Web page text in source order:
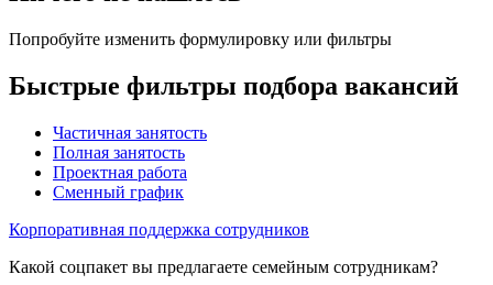
Попробуйте изменить формулировку или фильтры
Быстрые фильтры подбора вакансий
Частичная занятость
Полная занятость
Проектная работа
Сменный график
Корпоративная поддержка сотрудников
Какой соцпакет вы предлагаете семейным сотрудникам?